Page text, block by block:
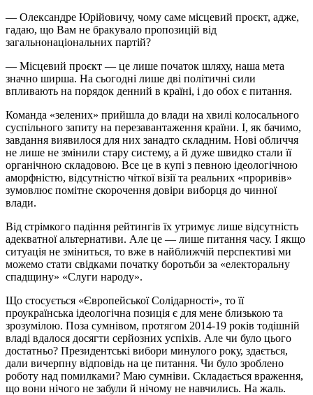
— Олександре Юрійовичу, чому саме місцевий проєкт, адже,
гадаю, що Вам не бракувало пропозицій від
загальнонаціональних партій?
— Місцевий проєкт — це лише початок шляху, наша мета
значно ширша. На сьогодні лише дві політичні сили
впливають на порядок денний в країні, і до обох є питання.
Команда «зелених» прийшла до влади на хвилі колосального
суспільного запиту на перезавантаження країни. І, як бачимо,
завдання виявилося для них занадто складним. Нові обличчя
не лише не змінили стару систему, а й дуже швидко стали її
органічною складовою. Все це в купі з певною ідеологічною
аморфністю, відсутністю чіткої візії та реальних «проривів»
зумовлює помітне скорочення довіри виборця до чинної
влади.
Від стрімкого падіння рейтингів їх утримує лише відсутність
адекватної альтернативи. Але це — лише питання часу. І якщо
ситуація не зміниться, то вже в найближчій перспективі ми
можемо стати свідками початку боротьби за «електоральну
спадщину» «Слуги народу».
Що стосується «Європейської Солідарності», то її
проукраїнська ідеологічна позиція є для мене близькою та
зрозумілою. Поза сумнівом, протягом 2014-19 років тодішній
владі вдалося досягти серйозних успіхів. Але чи було цього
достатньо? Президентські вибори минулого року, здається,
дали вичерпну відповідь на це питання. Чи було зроблено
роботу над помилками? Маю сумніви. Складається враження,
що вони нічого не забули й нічому не навчились. На жаль.